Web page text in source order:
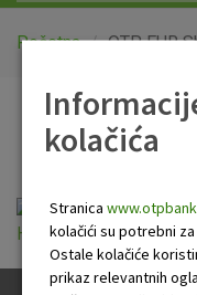
Mala poduzeća i obrtnici
Srednja i velika poduzeća
Globalna tržišta
Faktoring
O nama
Početna OTP EUR
OTP
OTP EUR
HR.pdf
kolačića
Stranica
kolačići su potrebni
Ostale kolačiće
prikaz relevantnih